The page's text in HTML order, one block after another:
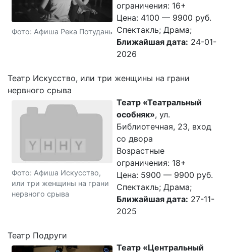
Фото: Афиша Река Потудань
ограничения: 16+
Цена: 4100 — 9900 руб.
Спектакль; Драма;
Ближайшая дата: 24-01-
2026
Театр Искусство, или три женщины на грани
нервного срыва
Фото: Афиша Искусство,
или три женщины на грани
нервного срыва
Театр «Театральный
особняк», ул.
Библиотечная, 23, вход
со двора
Возрастные
ограничения: 18+
Цена: 5900 — 9900 руб.
Спектакль; Драма;
Ближайшая дата: 27-11-
2025
Театр Подруги
Театр «Центральный